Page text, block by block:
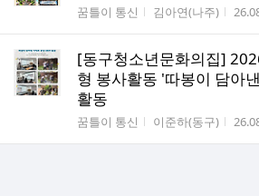
게시판명
꿈틀이 통신 작성자
김아연(나주) 작성
[동구청소년문화의집]
형 봉사활동 '따봉이 담아
활동
게시판명
꿈틀이 통신 작성자
이준하(동구) 작성